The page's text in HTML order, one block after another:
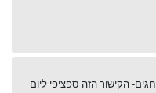
הקישור הזה ספציפי ליום